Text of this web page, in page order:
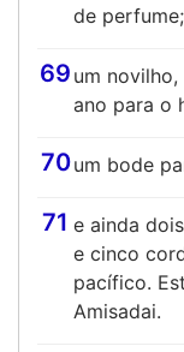
de perfume;
69 um
ano para o
70um bode
71 e ainda
e cinco
pacífico.
Amisadai.